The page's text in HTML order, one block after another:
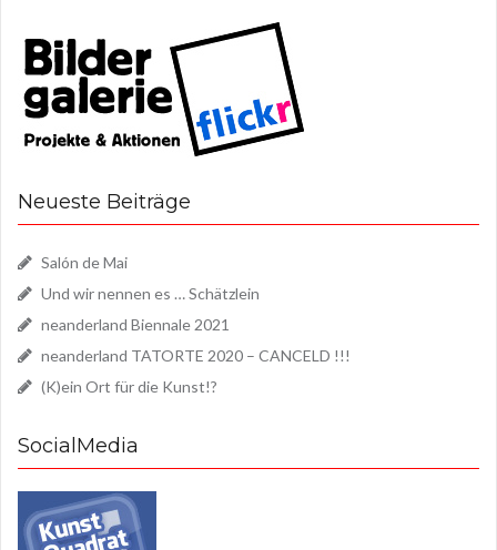
Neueste Beiträge
Salón de Mai
Und wir nennen es … Schätzlein
neanderland Biennale 2021
neanderland TATORTE 2020 – CANCELD !!!
(K)ein Ort für die Kunst!?
SocialMedia